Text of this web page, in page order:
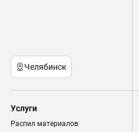
Челябинск
Услуги
Распил материалов